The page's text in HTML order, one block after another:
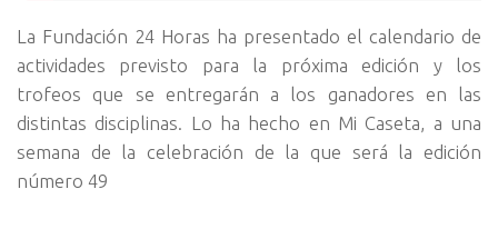
La Fundación 24 Horas ha presentado el calendario de
actividades previsto para la próxima edición y los
trofeos que se entregarán a los ganadores en las
distintas disciplinas. Lo ha hecho en Mi Caseta, a una
semana de la celebración de la que será la edición
número 49